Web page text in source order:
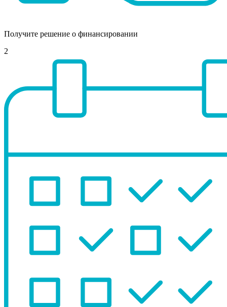
Получите решение о финансировании
2